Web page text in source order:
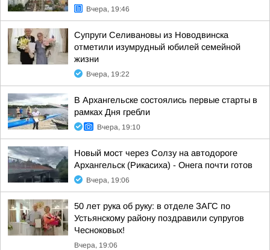
Вчера, 19:46
Супруги Селивановы из Новодвинска
отметили изумрудный юбилей семейной
жизни
Вчера, 19:22
В Архангельске состоялись первые старты в
рамках Дня гребли
Вчера, 19:10
Новый мост через Солзу на автодороге
Архангельск (Рикасиха) - Онега почти готов
Вчера, 19:06
50 лет рука об руку: в отделе ЗАГС по
Устьянскому району поздравили супругов
Чесноковых!
Вчера, 19:06